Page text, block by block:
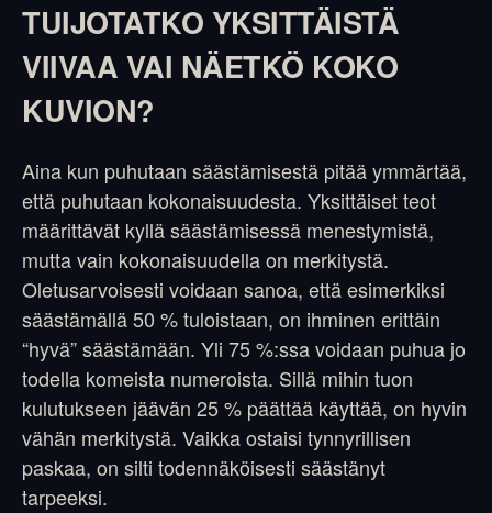
TUIJOTATKO YKSITTÄISTÄ
VIIVAA VAI NÄETKÖ KOKO
KUVION?
Aina kun puhutaan säästämisestä pitää ymmärtää,
että puhutaan kokonaisuudesta. Yksittäiset teot
määrittävät kyllä säästämisessä menestymistä,
mutta vain kokonaisuudella on merkitystä.
Oletusarvoisesti voidaan sanoa, että esimerkiksi
säästämällä 50 % tuloistaan, on ihminen erittäin
“hyvä” säästämään. Yli 75 %:ssa voidaan puhua jo
todella komeista numeroista. Sillä mihin tuon
kulutukseen jäävän 25 % päättää käyttää, on hyvin
vähän merkitystä. Vaikka ostaisi tynnyrillisen
paskaa, on silti todennäköisesti säästänyt
tarpeeksi.